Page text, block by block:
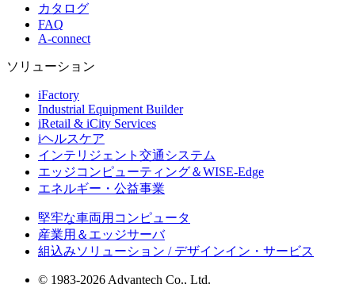
カタログ
FAQ
A-connect
ソリューション
iFactory
Industrial Equipment Builder
iRetail & iCity Services
iヘルスケア
インテリジェント交通システム
エッジコンピューティング＆WISE-Edge
エネルギー・公益事業
堅牢な車両用コンピュータ
産業用＆エッジサーバ
組込みソリューション / デザインイン・サービス
© 1983-2026 Advantech Co., Ltd.